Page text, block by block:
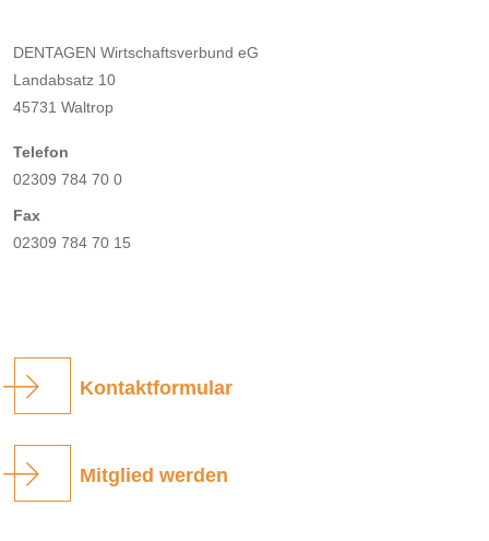
DENTAGEN Wirtschaftsverbund eG
Landabsatz 10
45731 Waltrop
Telefon
02309 784 70 0
Fax
02309 784 70 15
Kontaktformular
Mitglied werden